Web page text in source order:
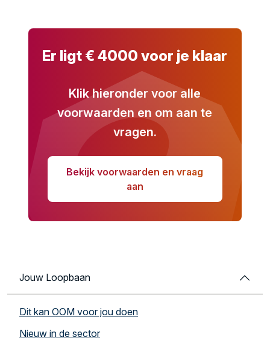
Er ligt € 4000 voor je klaar
Klik hieronder voor alle
voorwaarden en om aan te
vragen.
Bekijk voorwaarden en vraag
aan
Jouw Loopbaan
Dit kan OOM voor jou doen
Nieuw in de sector